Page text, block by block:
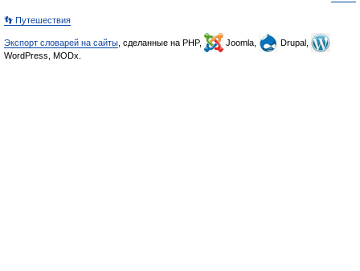
👣 Путешествия
Экспорт словарей на сайты , сделанные на PHP, Joomla,
Drupal,
WordPress, MODx.